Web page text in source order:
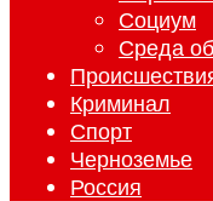
Социум
Среда
Криминал
Спорт
Черноземье
Россия